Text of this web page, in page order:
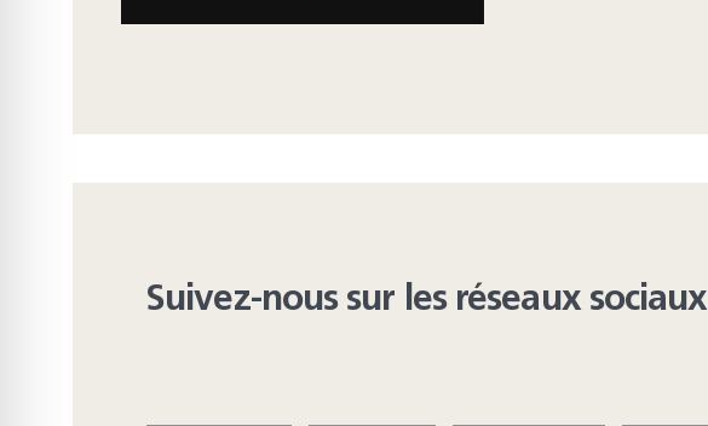
Suivez-nous sur les réseaux sociaux